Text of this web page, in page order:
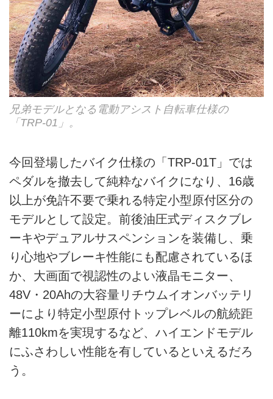
兄弟モデルとなる電動アシスト自転車仕様の
「TRP-01」。
今回登場したバイク仕様の「TRP-01T」では
ペダルを撤去して純粋なバイクになり、16歳
以上が免許不要で乗れる特定小型原付区分の
モデルとして設定。前後油圧式ディスクブレ
ーキやデュアルサスペンションを装備し、乗
り心地やブレーキ性能にも配慮されているほ
か、大画面で視認性のよい液晶モニター、
48V・20Ahの大容量リチウムイオンバッテリ
ーにより特定小型原付トップレベルの航続距
離110kmを実現するなど、ハイエンドモデル
にふさわしい性能を有しているといえるだろ
う。